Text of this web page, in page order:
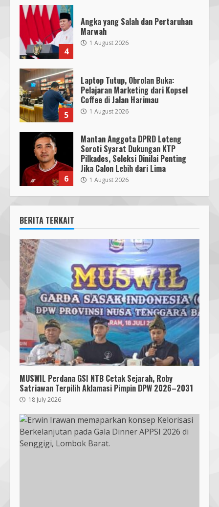
4
Angka yang Salah dan Pertaruhan
Marwah
1 August 2026
5
Laptop Tutup, Obrolan Buka:
Pelajaran Marketing dari Kopsel
Coffee di Jalan Harimau
1 August 2026
6
Mantan Anggota DPRD Loteng
Soroti Syarat Dukungan KTP
Pilkades, Seleksi Dinilai Penting
Jika Calon Lebih dari Lima
1 August 2026
BERITA TERKAIT
MUSWIL Perdana GSI NTB Cetak Sejarah, Roby
Satriawan Terpilih Aklamasi Pimpin DPW 2026–2031
18 July 2026